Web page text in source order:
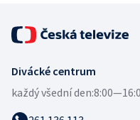
Divácké centrum
každý všední den: